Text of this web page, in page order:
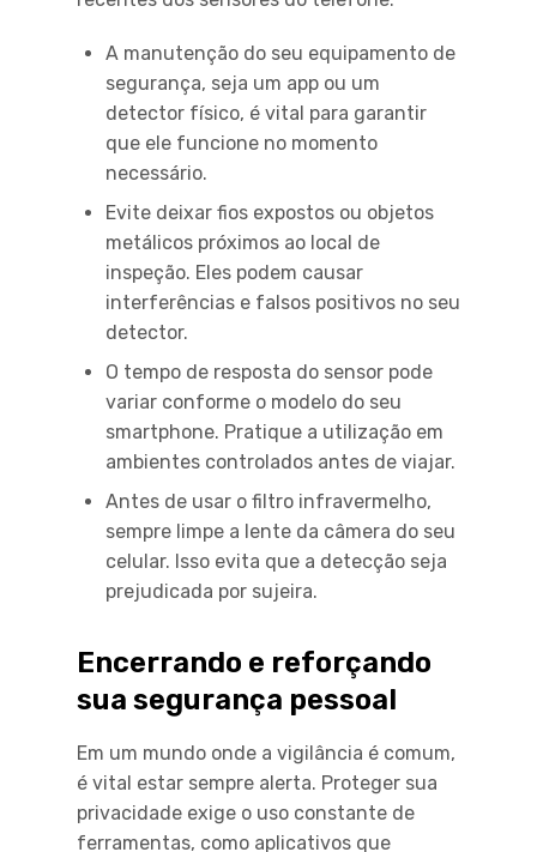
A manutenção do seu equipamento de
segurança, seja um app ou um
detector físico, é vital para garantir
que ele funcione no momento
necessário.
Evite deixar fios expostos ou objetos
metálicos próximos ao local de
inspeção. Eles podem causar
interferências e falsos positivos no seu
detector.
O tempo de resposta do sensor pode
variar conforme o modelo do seu
smartphone. Pratique a utilização em
ambientes controlados antes de viajar.
Antes de usar o filtro infravermelho,
sempre limpe a lente da câmera do seu
celular. Isso evita que a detecção seja
prejudicada por sujeira.
Encerrando e reforçando
sua segurança pessoal
Em um mundo onde a vigilância é comum,
é vital estar sempre alerta. Proteger sua
privacidade exige o uso constante de
ferramentas, como aplicativos que